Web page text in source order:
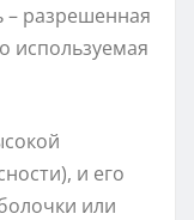
– разрешенная
используемая
и его
или